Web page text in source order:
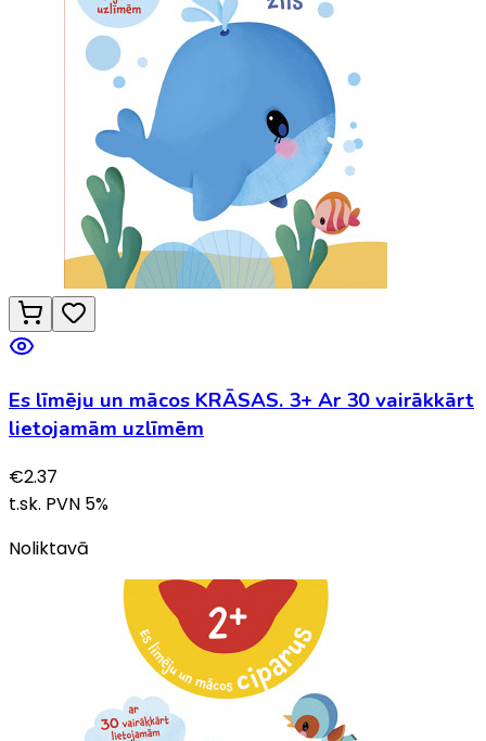
Es līmēju un mācos KRĀSAS. 3+ Ar 30 vairākkārt
lietojamām uzlīmēm
€2.37
t.sk. PVN 5%
Noliktavā